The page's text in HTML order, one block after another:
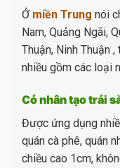
Ở miền Trung nói
Nam, Quảng Ngãi,
Thuận, Ninh Thuận
nhiều gồm các loại
Cỏ nhân tạo trải
Được ứng dụng
quán cà phê, quán
chiều cao 1cm,